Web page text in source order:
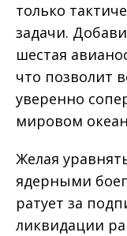
только
задачи.
шестая
что позволит
уверенно
мировом
Желая
ядерными
ратует за
ликвидации